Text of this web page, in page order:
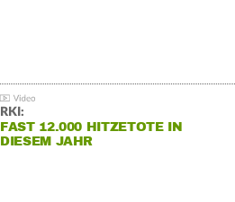
RKI:
FAST 12.000 HITZETOTE IN
DIESEM JAHR